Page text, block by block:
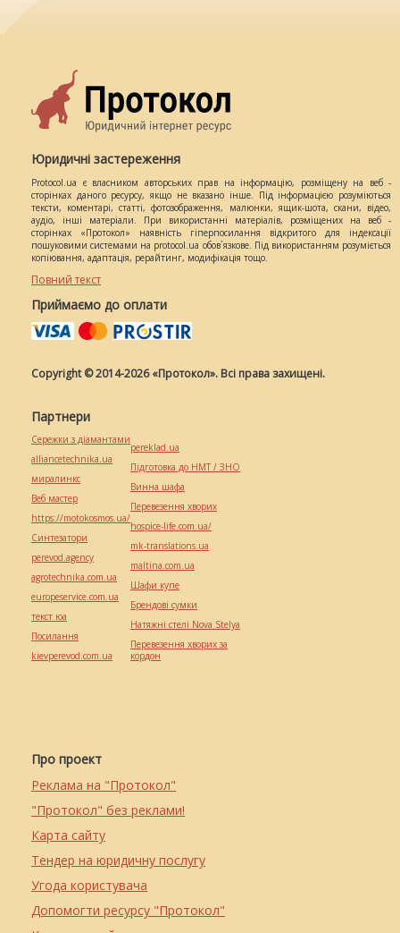
Юридичні застереження
Protocol.ua є власником авторських прав на інформацію, розміщену на веб -
сторінках даного ресурсу, якщо не вказано інше. Під інформацією розуміються
тексти, коментарі, статті, фотозображення, малюнки, ящик-шота, скани, відео,
аудіо, інші матеріали. При використанні матеріалів, розміщених на веб -
сторінках «Протокол» наявність гіперпосилання відкритого для індексації
пошуковими системами на protocol.ua обов`язкове. Під використанням розуміється
копіювання, адаптація, рерайтинг, модифікація тощо.
Повний текст
Приймаємо до оплати
Copyright © 2014-2026 «Протокол». Всі права захищені.
Про проект
Реклама на "Протокол"
"Протокол" без реклами!
Карта сайту
Тендер на юридичну послугу
Угода користувача
Допомогти ресурсу "Протокол"
Партнери
Сережки з діамантами
alliancetechnika.ua
миралинкс
Веб мастер
https://motokosmos.ua/
Синтезатори
perevod.agency
agrotechnika.com.ua
europeservice.com.ua
текст юа
Посилання
kievperevod.com.ua
pereklad.ua
Підготовка до НМТ / ЗНО
Винна шафа
Перевезення хворих
hospice-life.com.ua/
mk-translations.ua
maltina.com.ua
Шафи купе
Брендові сумки
Натяжні стелі Nova Stelya
Перевезення хворих за
кордон